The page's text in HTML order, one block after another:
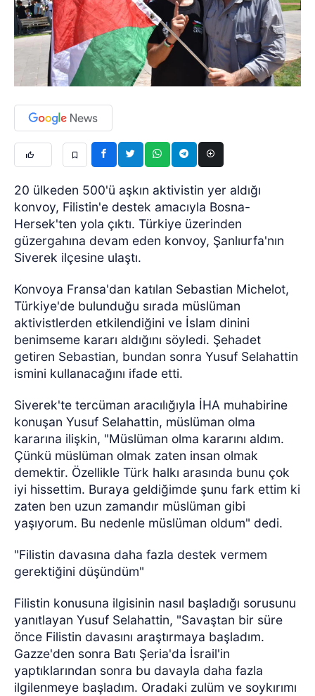
20 ülkeden 500'ü aşkın aktivistin yer aldığı
konvoy, Filistin'e destek amacıyla Bosna-
Hersek'ten yola çıktı. Türkiye üzerinden
güzergahına devam eden konvoy, Şanlıurfa'nın
Siverek ilçesine ulaştı.
Konvoya Fransa'dan katılan Sebastian Michelot,
Türkiye'de bulunduğu sırada müslüman
aktivistlerden etkilendiğini ve İslam dinini
benimseme kararı aldığını söyledi. Şehadet
getiren Sebastian, bundan sonra Yusuf Selahattin
ismini kullanacağını ifade etti.
Siverek'te tercüman aracılığıyla İHA muhabirine
konuşan Yusuf Selahattin, müslüman olma
kararına ilişkin, "Müslüman olma kararını aldım.
Çünkü müslüman olmak zaten insan olmak
demektir. Özellikle Türk halkı arasında bunu çok
iyi hissettim. Buraya geldiğimde şunu fark ettim ki
zaten ben uzun zamandır müslüman gibi
yaşıyorum. Bu nedenle müslüman oldum" dedi.
"Filistin davasına daha fazla destek vermem
gerektiğini düşündüm"
Filistin konusuna ilgisinin nasıl başladığı sorusunu
yanıtlayan Yusuf Selahattin, "Savaştan bir süre
önce Filistin davasını araştırmaya başladım.
Gazze'den sonra Batı Şeria'da İsrail'in
yaptıklarından sonra bu davayla daha fazla
ilgilenmeye başladım. Oradaki zulüm ve soykırımı